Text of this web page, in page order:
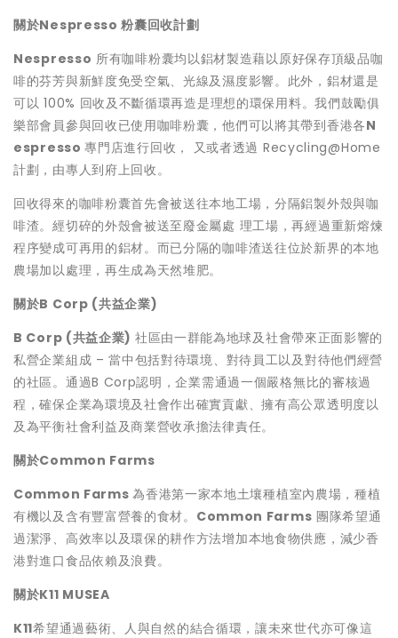
關於Nespresso 粉囊回收計劃
Nespresso 所有咖啡粉囊均以鋁材製造藉以原好保存頂級品咖
啡的芬芳與新鮮度免受空氣、光線及濕度影響。此外，鋁材還是
可以 100% 回收及不斷循環再造是理想的環保用料。我們鼓勵俱
樂部會員參與回收已使用咖啡粉囊，他們可以將其帶到香港各N
espresso專門店進行回收， 又或者透過 Recycling@Home
計劃，由專人到府上回收。
回收得來的咖啡粉囊首先會被送往本地工場，分隔鋁製外殼與咖
啡渣。經切碎的外殼會被送至廢金屬處 理工場，再經過重新熔煉
程序變成可再用的鋁材。而已分隔的咖啡渣送往位於新界的本地
農場加以處理，再生成為天然堆肥。
關於B Corp (共益企業)
B Corp (共益企業) 社區由一群能為地球及社會帶來正面影響的
私營企業組成 – 當中包括對待環境、對待員工以及對待他們經營
的社區。通過B Corp認明，企業需通過一個嚴格無比的審核過
程，確保企業為環境及社會作出確實貢獻、擁有高公眾透明度以
及為平衡社會利益及商業營收承擔法律責任。
關於Common Farms
Common Farms為香港第一家本地土壤種植室內農場，種植
有機以及含有豐富營養的食材。 Common Farms 團隊希望通
過潔淨、高效率以及環保的耕作方法增加本地食物供應，減少香
港對進口食品依賴及浪費。
關於K11 MUSEA
K11希望通過藝術、人與自然的結合循環，讓未來世代亦可像這